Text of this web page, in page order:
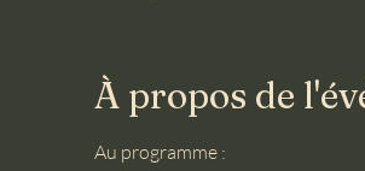
À propos de
Au programme :